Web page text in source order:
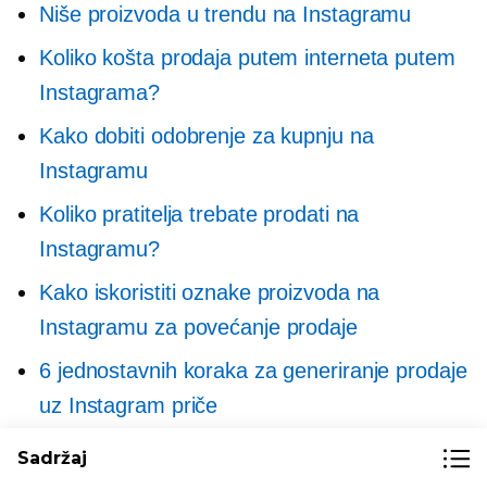
Niše proizvoda u trendu na Instagramu
Koliko košta prodaja putem interneta putem
Instagrama?
Kako dobiti odobrenje za kupnju na
Instagramu
Koliko pratitelja trebate prodati na
Instagramu?
Kako iskoristiti oznake proizvoda na
Instagramu za povećanje prodaje
6 jednostavnih koraka za generiranje prodaje
uz Instagram priče
Kako prodavati na Instagramu bez web
Sadržaj